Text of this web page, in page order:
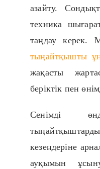
азайту.
техника
таңдау керек.
тыңайтқышты
жақасты
беріктік пен
Сенімді
кезеңдеріне
ауқымын